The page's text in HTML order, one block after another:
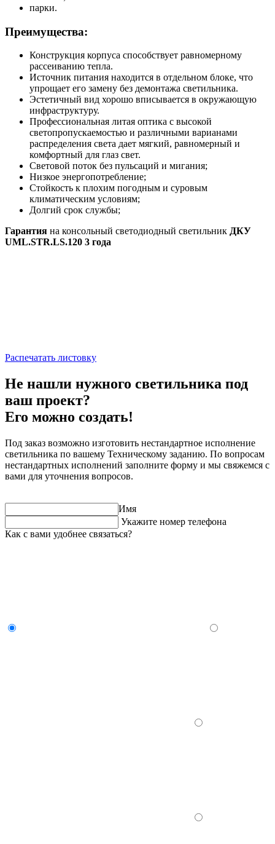
парки.
Преимущества:
Конструкция корпуса способствует равномерному
рассеиванию тепла.
Источник питания находится в отдельном блоке, что
упрощает его замену без демонтажа светильника.
Эстетичный вид хорошо вписывается в окружающую
инфраструктуру.
Профессиональная литая оптика с высокой
светопропускаемостью и различными варианами
распределения света дает мягкий, равномерный и
комфортный для глаз свет.
Световой поток без пульсаций и мигания;
Низкое энергопотребление;
Стойкость к плохим погодным и суровым
климатическим условиям;
Долгий срок службы;
Гарантия на консольный светодиодный светильник ДКУ
UML.STR.LS.120 3 года
Распечатать листовку
Не нашли нужного светильника под
ваш проект?
Его можно создать!
Под заказ возможно изготовить нестандартное исполнение
светильника по вашему Техническому заданию. По вопросам
нестандартных исполнений заполните форму и мы свяжемся с
вами для уточнения вопросов.
Имя
Укажите номер телефона
Как с вами удобнее связаться?